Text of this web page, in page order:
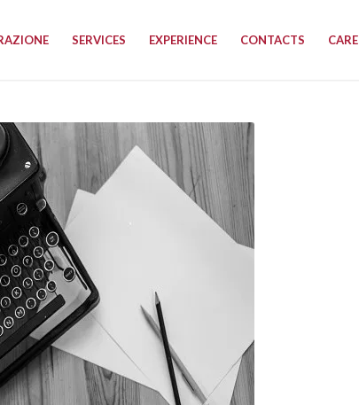
SERVICES EXPERIENCE CONTACTS